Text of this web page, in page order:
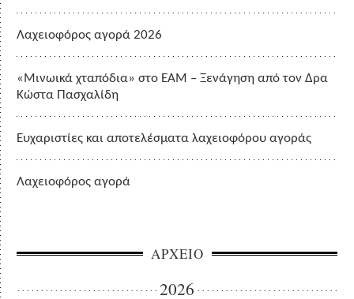
Λαχειοφόρος αγορά 2026
«Μινωικά χταπόδια» στο ΕΑΜ – Ξενάγηση από τον Δρα
Κώστα Πασχαλίδη
Ευχαριστίες και αποτελέσματα λαχειοφόρου αγοράς
Λαχειοφόρος αγορά
ΑΡΧΕΙΟ
2026